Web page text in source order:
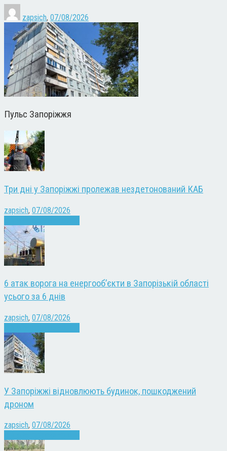
zapsich, 07/08/2026
Пульс Запоріжжя
Три дні у Запоріжжі пролежав нездетонований КАБ
zapsich, 07/08/2026
6 атак ворога на енергооб’єкти в Запорізькій області
усього за 6 днів
zapsich, 07/08/2026
У Запоріжжі відновлюють будинок, пошкоджений
дроном
zapsich, 07/08/2026